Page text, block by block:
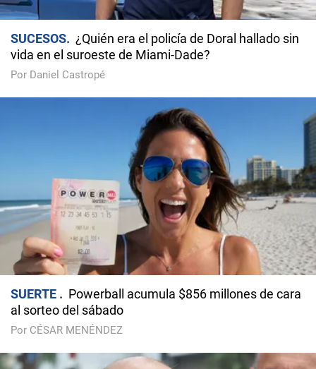
SUCESOS
¿Quién era el policía de Doral hallado sin
vida en el suroeste de Miami-Dade?
Por Daniel Castropé
SUERTE
Powerball acumula $856 millones de cara
al sorteo del sábado
Por CÉSAR MENÉNDEZ